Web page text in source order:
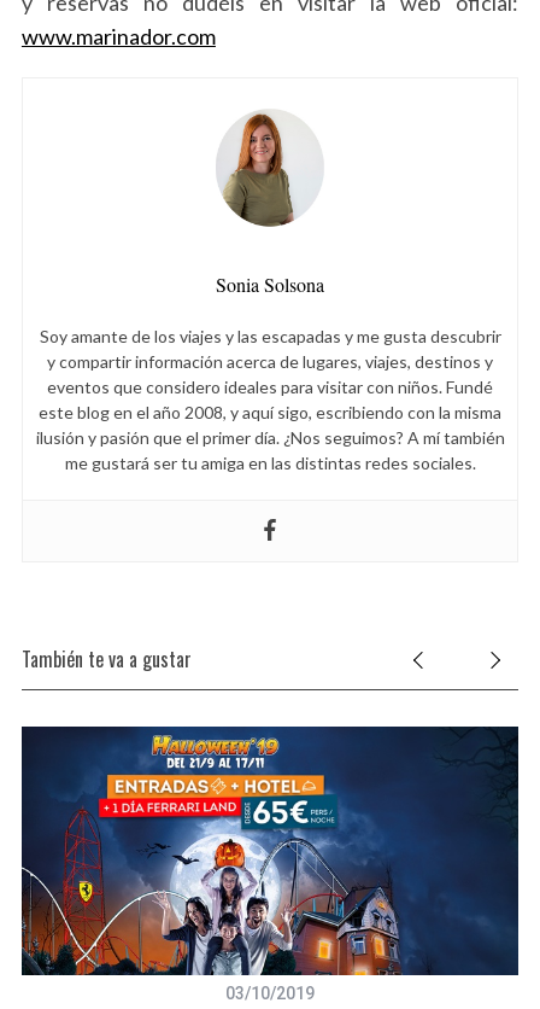
www.marinador.com
Sonia Solsona
Soy amante de los viajes y las escapadas y me gusta descubrir
y compartir información acerca de lugares, viajes, destinos y
eventos que considero ideales para visitar con niños. Fundé
este blog en el año 2008, y aquí sigo, escribiendo con la misma
ilusión y pasión que el primer día. ¿Nos seguimos? A mí también
me gustará ser tu amiga en las distintas redes sociales.
También te va a gustar
03/10/2019